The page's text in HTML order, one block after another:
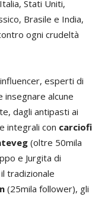
Stati Uniti,
Brasile e India,
ogni crudeltà
esperti di
insegnare alcune
dagli antipasti ai
integrali con carciofi
(oltre 50mila
e Jurgita di
tradizionale
(25mila follower), gli